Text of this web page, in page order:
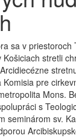
sa v priestoroch
Košiciach stretli
pre
Mons.
s
seminárom sv.